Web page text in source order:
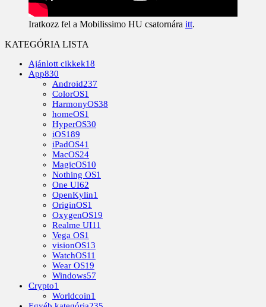
Iratkozz fel a Mobilissimo HU csatornára itt.
KATEGÓRIA LISTA
Ajánlott cikkek18
App830
Android237
ColorOS1
HarmonyOS38
homeOS1
HyperOS30
iOS189
iPadOS41
MacOS24
MagicOS10
Nothing OS1
One UI62
OpenKylin1
OriginOS1
OxygenOS19
Realme UI11
Vega OS1
visionOS13
WatchOS11
Wear OS19
Windows57
Crypto1
Worldcoin1